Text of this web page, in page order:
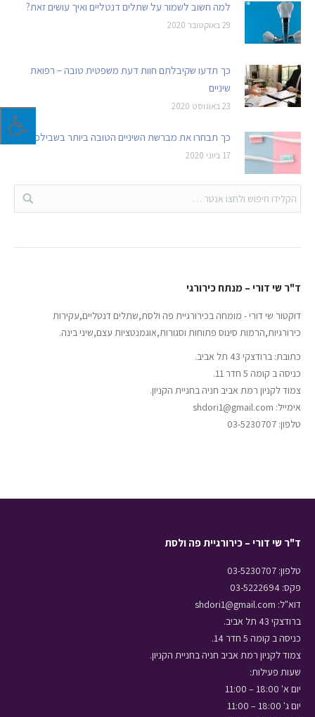
למה חשוב לשמור על שתלים דנטליים ואיך עושים זאת?
29 באוקטובר 2020
כך תדעו שקיבלתם חוות דעת משפטית טובה – רפואת
שיניים
23 באוגוסט 2020
כך תבחרו את מברשת השיניים הטובה ביותר בשבילכם
17 ביוני 2020
ד"ר שי דורי – מנתח כירורגי
דוקטור שי דורי - מומחה בכירורגיית פה ולסת,שתלים דנטליים,עקירות
כירורגיות,הרמות סינוס פתוחות וסגורות,אוגמנטציות עצם,שיני בינה.
כתובת: ברודצקי 43 תל אביב.
כניסה ב קומה 5 חדר 11.
צמוד לקניון רמת אביב חניה בחניית הקניון.
אימייל: shdori1@gmail.com
טלפון: 03-5230707
ד"ר שי דורי – כירורגיית פה ולסת
טלפון: 03-5230707
פקס: 03-5222694
דוא"ל: shdori1@gmail.com
ברודצקי 43 תל אביב.
כניסה ב קומה 5 חדר 14.
צמוד לקניון רמת אביב חניה בחניית הקניון.
שעות פעילות:
יום א' 18:00 – 11:00
יום ג' 18:00 – 11:00